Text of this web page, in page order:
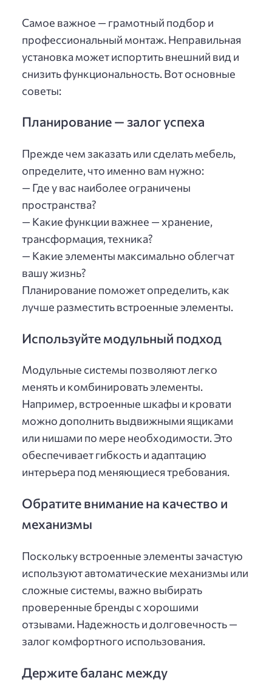
Самое важное — грамотный подбор и
профессиональный монтаж. Неправильная
установка может испортить внешний вид и
снизить функциональность. Вот основные
советы:
Планирование — залог успеха
Прежде чем заказать или сделать мебель,
определите, что именно вам нужно:
— Где у вас наиболее ограничены
пространства?
— Какие функции важнее — хранение,
трансформация, техника?
— Какие элементы максимально облегчат
вашу жизнь?
Планирование поможет определить, как
лучше разместить встроенные элементы.
Используйте модульный подход
Модульные системы позволяют легко
менять и комбинировать элементы.
Например, встроенные шкафы и кровати
можно дополнить выдвижными ящиками
или нишами по мере необходимости. Это
обеспечивает гибкость и адаптацию
интерьера под меняющиеся требования.
Обратите внимание на качество и
механизмы
Поскольку встроенные элементы зачастую
используют автоматические механизмы или
сложные системы, важно выбирать
проверенные бренды с хорошими
отзывами. Надежность и долговечность —
залог комфортного использования.
Держите баланс между